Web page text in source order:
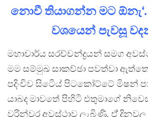
නොවී තියාගන්න මට
වශයෙන් පැවසූ
මහාචාර්ය සරච්චන්ද්‍රයන් සමග
මම සම්මුඛ සාකච්ඡා පවත්වා
පදිංචිව සිටිෙය් පිටකෝට්ටේ මිෂන්
යාබද මාවතේ පිහිටි එතුමාගේ
වරින්වර අවස්ථාව ලැබිණි. ඒ් දිනවල